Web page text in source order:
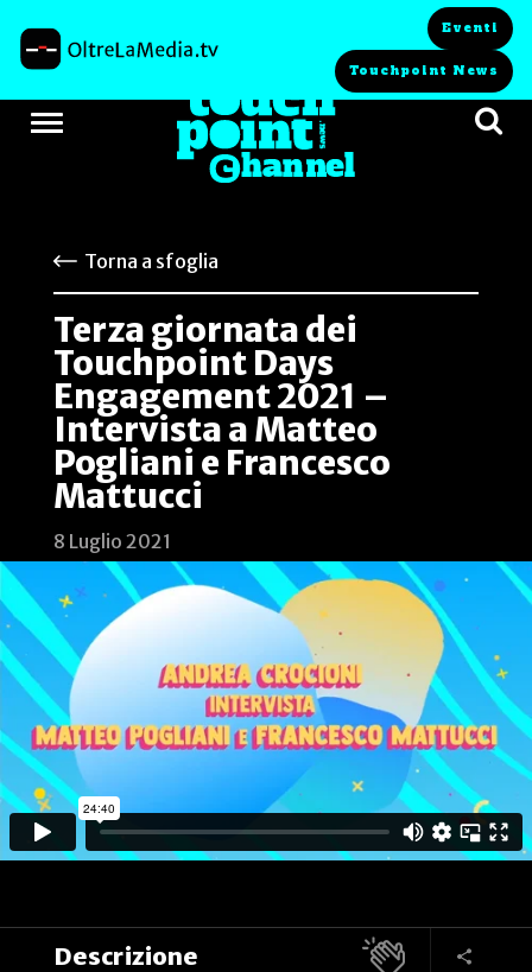
Eventi
Touchpoint News
Torna a sfoglia
Terza giornata dei
Touchpoint Days
Engagement 2021 –
Intervista a Matteo
Pogliani e Francesco
Mattucci
8 Luglio 2021
Descrizione